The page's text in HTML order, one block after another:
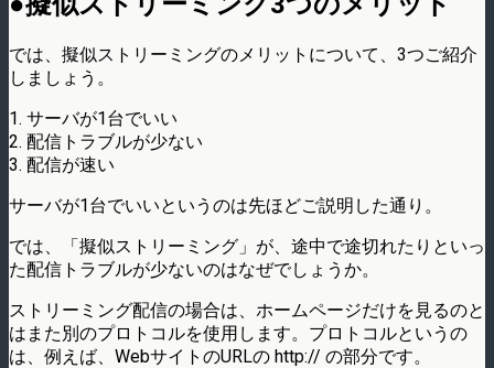
では、擬似ストリーミングのメリットについて、3つご紹介
しましょう。
1. サーバが1台でいい
2. 配信トラブルが少ない
3. 配信が速い
サーバが1台でいいというのは先ほどご説明した通り。
では、「擬似ストリーミング」が、途中で途切れたりといっ
た配信トラブルが少ないのはなぜでしょうか。
ストリーミング配信の場合は、ホームページだけを見るのと
はまた別のプロトコルを使用します。プロトコルというの
は、例えば、WebサイトのURLの http:// の部分です。